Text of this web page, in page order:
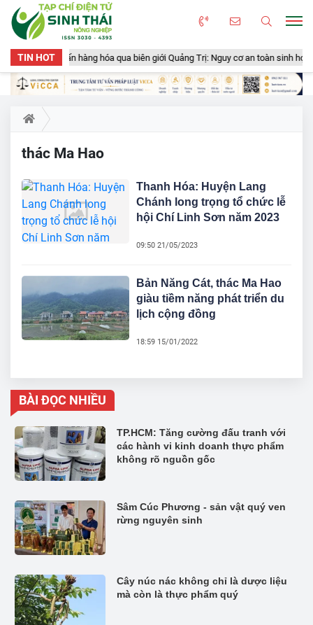
TIN HOT
gần 50 tấn hàng hóa qua biên giới Quảng Trị: Nguy cơ an toàn sinh
thác Ma Hao
Thanh Hóa: Huyện Lang
Chánh long trọng tổ chức lễ
hội Chí Linh Sơn năm 2023
09:50 21/05/2023
Bản Năng Cát, thác Ma Hao
giàu tiềm năng phát triển du
lịch cộng đồng
18:59 15/01/2022
BÀI ĐỌC NHIỀU
TP.HCM: Tăng cường đấu tranh với
các hành vi kinh doanh thực phẩm
không rõ nguồn gốc
Sâm Cúc Phương - sản vật quý ven
rừng nguyên sinh
Cây núc nác không chỉ là dược liệu
mà còn là thực phẩm quý